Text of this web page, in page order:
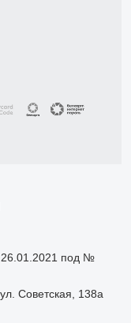
26.01.2021 под №
Советская, 138а